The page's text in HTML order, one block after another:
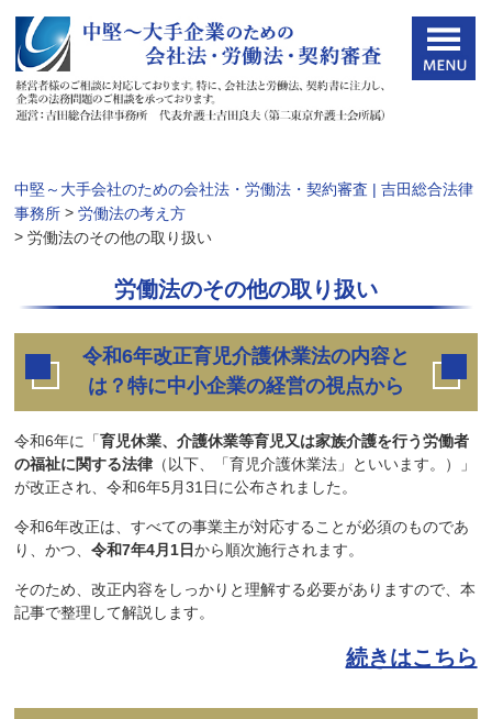
中堅～大手会社のための会社法・労働法・契約審査 | 吉田総合法律
事務所 >労働法の考え方
>労働法のその他の取り扱い
労働法のその他の取り扱い
令和6年改正育児介護休業法の内容と
は？特に中小企業の経営の視点から
令和6年に「育児休業、介護休業等育児又は家族介護を行う労働者
の福祉に関する法律（以下、「育児介護休業法」といいます。）」
が改正され、令和6年5月31日に公布されました。
令和6年改正は、すべての事業主が対応することが必須のものであ
り、かつ、令和7年4月1日から順次施行されます。
そのため、改正内容をしっかりと理解する必要がありますので、本
記事で整理して解説します。
続きはこちら